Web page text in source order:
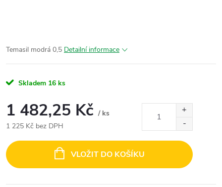
Temasil modrá 0,5 Detailní informace
Skladem 16 ks
1 482,25 Kč / ks
1 225 Kč bez DPH
cena:
VLOŽIT DO KOŠÍKU